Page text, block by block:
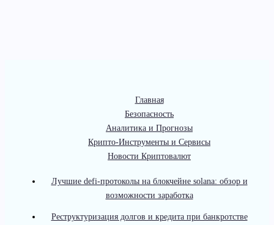
Главная
Безопасность
Аналитика и Прогнозы
Крипто-Инструменты и Сервисы
Новости Криптовалют
Лучшие defi-протоколы на блокчейне solana: обзор и
возможности заработка
Реструктуризация долгов и кредита при банкротстве